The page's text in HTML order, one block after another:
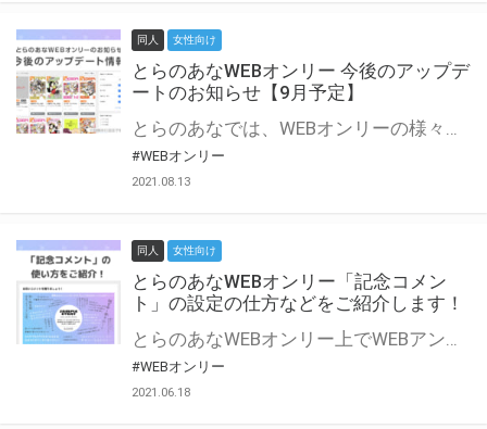
同人 女性向け
とらのあなWEBオンリー 今後のアップデ
ートのお知らせ【9月予定】
とらのあなでは、WEBオンリーの様々な支援を実施しています。 今回は2021年9月に実装を予定しているアップデート情報についてご紹介いたします。 とらのあなWEBオンリーサイトはこちら
#WEBオンリー
2021.08.13
同人 女性向け
とらのあなWEBオンリー「記念コメン
ト」の設定の仕方などをご紹介します！
とらのあなWEBオンリー上でWEBアンソロジーが作成できる「記念コメント」について、その使い方や作成手順を解説します！ 支援タイプを「サークル参加型」「サークル参加型・マルシェ(イベント会場)機能付き」でお申し込みいただいている主催者様はぜひご活用ください♪ とらのあなWEBオンリーサイトはこちら
#WEBオンリー
2021.06.18